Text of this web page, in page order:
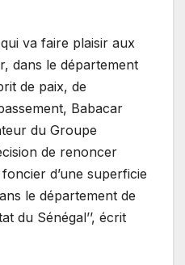
va faire plaisir aux
dans le département
de paix, de
Babacar
du Groupe
de renoncer
d’une superficie
le département de
du Sénégal’’, écrit